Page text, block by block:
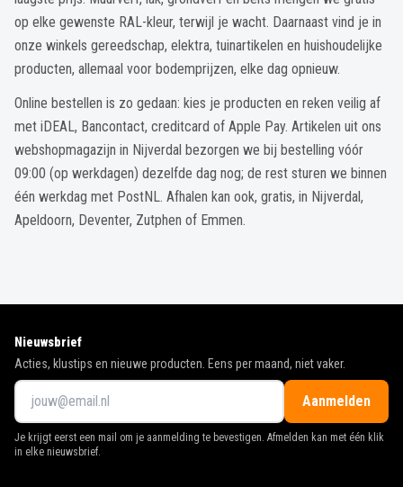
op elke gewenste RAL-kleur, terwijl je wacht. Daarnaast vind je in
onze winkels gereedschap, elektra, tuinartikelen en huishoudelijke
producten, allemaal voor bodemprijzen, elke dag opnieuw.
Online bestellen is zo gedaan: kies je producten en reken veilig af
met iDEAL, Bancontact, creditcard of Apple Pay. Artikelen uit ons
webshopmagazijn in Nijverdal bezorgen we bij bestelling vóór
09:00 (op werkdagen) dezelfde dag nog; de rest sturen we binnen
één werkdag met PostNL. Afhalen kan ook, gratis, in Nijverdal,
Apeldoorn, Deventer, Zutphen of Emmen.
Nieuwsbrief
Acties, klustips en nieuwe producten. Eens per maand, niet vaker.
Aanmelden
Je krijgt eerst een mail om je aanmelding te bevestigen. Afmelden kan met één klik
in elke nieuwsbrief.